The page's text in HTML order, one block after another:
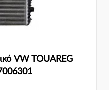
VW TOUAREG